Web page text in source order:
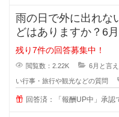
雨の日で外に出れな
どはありますか？6
かなか外に出づらい
残り7件の回答募集中！
閲覧数：2.22K 6月と言
い行事・旅行や観光などの質問
回答済：「報酬UP中」承認